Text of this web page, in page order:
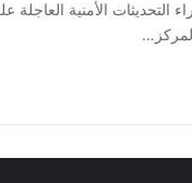
التحديثات الأمنية العاجلة